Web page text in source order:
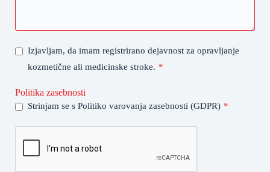
Izjavljam, da imam registrirano dejavnost za opravljanje
kozmetične ali medicinske stroke. *
Politika zasebnosti
Strinjam se s Politiko varovanja zasebnosti (GDPR) *